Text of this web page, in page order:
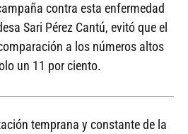
contra esta enfermedad
Sari Pérez Cantú, evitó que el
a los números altos
un 11 por ciento.
temprana y constante de la